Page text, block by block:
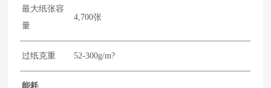
最大纸张容
量
4,700张
过纸克重 52-300g/m?
能耗